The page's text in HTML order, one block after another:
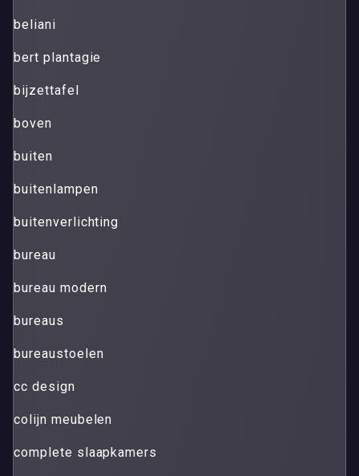
beliani
bert plantagie
bijzettafel
boven
buiten
buitenlampen
buitenverlichting
bureau
bureau modern
bureaus
bureaustoelen
cc design
colijn meubelen
complete slaapkamers